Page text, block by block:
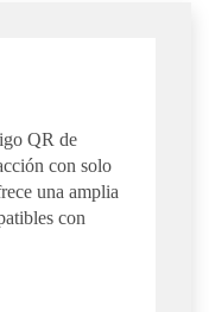
QR de
con solo
una amplia
con